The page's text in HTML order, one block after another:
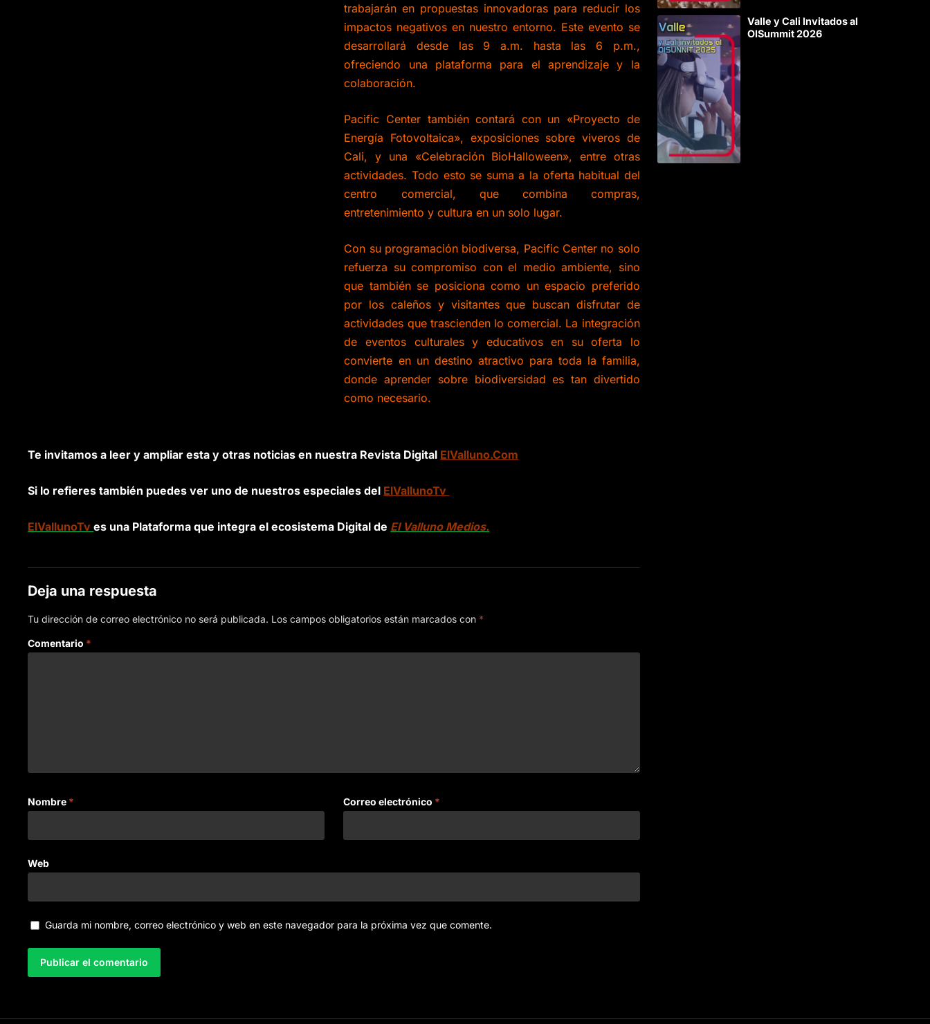
trabajarán en propuestas innovadoras para reducir los
impactos negativos en nuestro entorno. Este evento se
desarrollará desde las 9 a.m. hasta las 6 p.m.,
ofreciendo una plataforma para el aprendizaje y la
colaboración.
Pacific Center también contará con un «Proyecto de
Energía Fotovoltaica», exposiciones sobre viveros de
Cali, y una «Celebración BioHalloween», entre otras
actividades. Todo esto se suma a la oferta habitual del
centro comercial, que combina compras,
entretenimiento y cultura en un solo lugar.
Con su programación biodiversa, Pacific Center no solo
refuerza su compromiso con el medio ambiente, sino
que también se posiciona como un espacio preferido
por los caleños y visitantes que buscan disfrutar de
actividades que trascienden lo comercial. La integración
de eventos culturales y educativos en su oferta lo
convierte en un destino atractivo para toda la familia,
donde aprender sobre biodiversidad es tan divertido
como necesario.
Te invitamos a leer y ampliar esta y otras noticias en nuestra Revista Digital ElValluno.Com
Si lo refieres también puedes ver uno de nuestros especiales del ElVallunoTv
ElVallunoTves una Plataforma que integra el ecosistema Digital de El Valluno Medios.
Deja una respuesta
Tu dirección de correo electrónico no será publicada. Los campos obligatorios están marcados con *
Comentario *
Nombre * Correo electrónico *
Web
Guarda mi nombre, correo electrónico y web en este navegador para la próxima vez que comente.
Valle y Cali Invitados al
OISummit 2026